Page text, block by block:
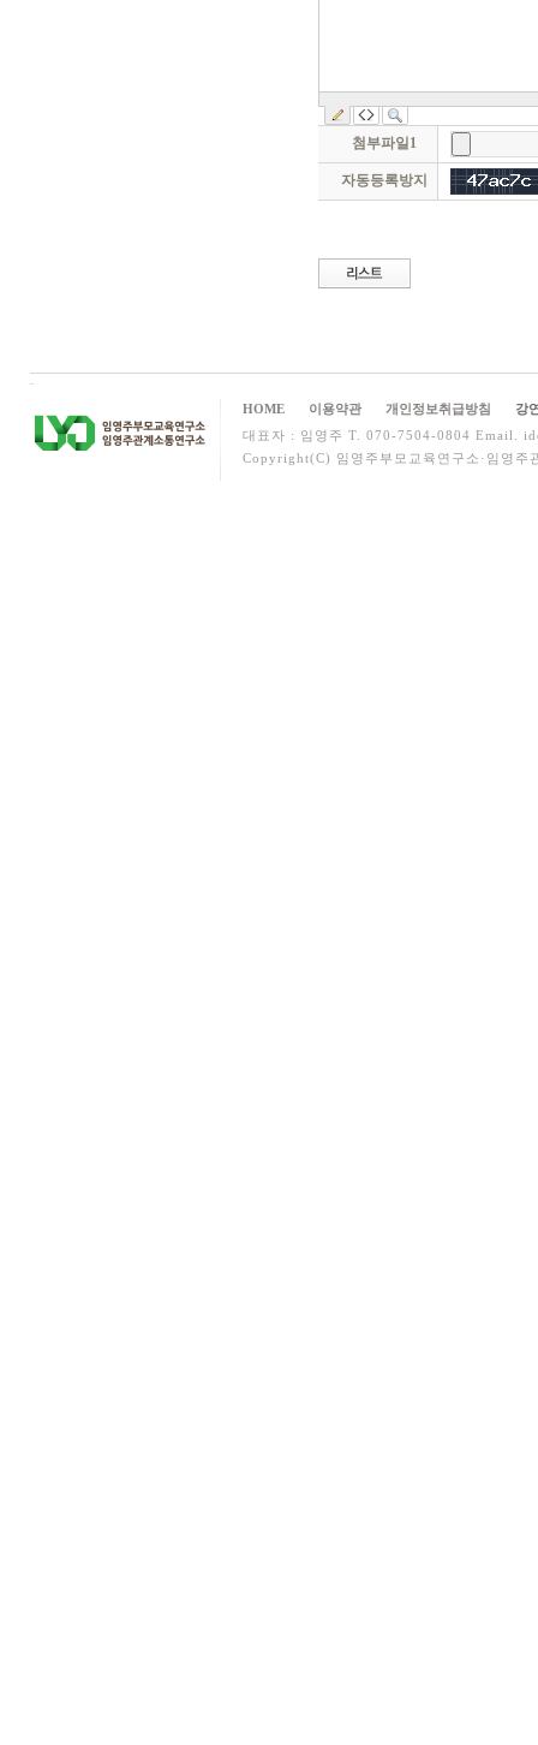
첨부파일1
자동등록방지
HOME 이용약관 개인정보취급방침
강
대표자 : 임영주 T. 070-7504-0804 Email.
Copyright(C) 임영주부모교육연구소·임영